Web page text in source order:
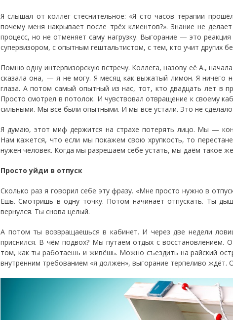
Я слышал от коллег стеснительное: «Я сто часов терапии
почему меня накрывает после трёх клиентов?». Знание не
процесс, но не отменяет саму нагрузку. Выгорание — это
супервизором, с опытным гештальтистом, с тем, кто учит других
Помню одну интервизорскую встречу. Коллега, назову её А.,
сказала она, — я не могу. Я месяц как выжатый лимон. Я ничего
глаза. А потом самый опытный из нас, тот, кто двадцать лет в
Просто смотрел в потолок. И чувствовал отвращение к своему
сильными. Мы все были опытными. И мы все устали. Это не
Я думаю, этот миф держится на страхе потерять лицо. Мы —
Нам кажется, что если мы покажем свою хрупкость, то
нужен человек. Когда мы разрешаем себе устать, мы даём такое
Просто уйди в отпуск
Сколько раз я говорил себе эту фразу. «Мне просто нужно в
Ешь. Смотришь в одну точку. Потом начинает отпускать. Ты
вернулся. Ты снова целый.
А потом ты возвращаешься в кабинет. И через две недели
приснился. В чём подвох? Мы путаем отдых с
том, как ты работаешь и живёшь. Можно съездить на райский
внутренним требованием «я должен», выгорание терпеливо ждёт.